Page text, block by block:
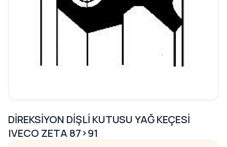
DİREKSİYON DİŞLİ KUTUSU YAĞ KEÇESİ
IVECO ZETA 87>91